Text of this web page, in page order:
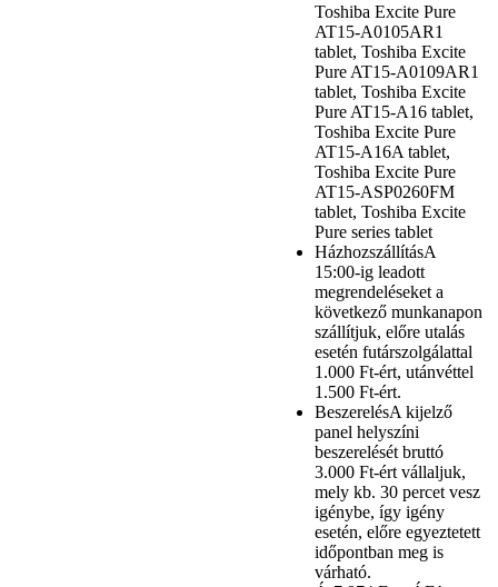
Toshiba Excite Pure
AT15-A0105AR1
tablet, Toshiba Excite
Pure AT15-A0109AR1
tablet, Toshiba Excite
Pure AT15-A16 tablet,
Toshiba Excite Pure
AT15-A16A tablet,
Toshiba Excite Pure
AT15-ASP0260FM
tablet, Toshiba Excite
Pure series tablet
HázhozszállításA
15:00-ig leadott
megrendeléseket a
következő munkanapon
szállítjuk, előre utalás
esetén futárszolgálattal
1.000 Ft-ért, utánvéttel
1.500 Ft-ért.
BeszerelésA kijelző
panel helyszíni
beszerelését bruttó
3.000 Ft-ért vállaljuk,
mely kb. 30 percet vesz
igénybe, így igény
esetén, előre egyeztetett
időpontban meg is
várható.